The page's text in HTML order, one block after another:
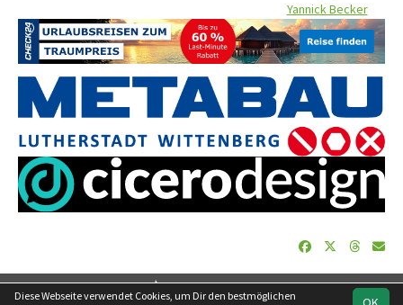
Yannick Becker
soccero.de
Diese Webseite verwendet Cookies, um Dir den bestmöglichen